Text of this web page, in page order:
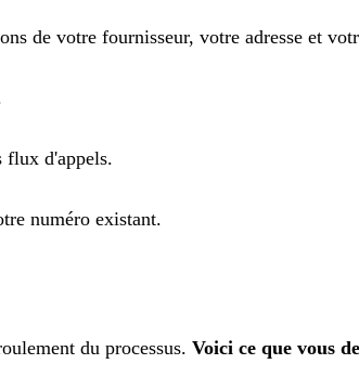
de votre fournisseur, votre adresse et
flux d'appels.
numéro existant.
du processus. Voici ce que vous